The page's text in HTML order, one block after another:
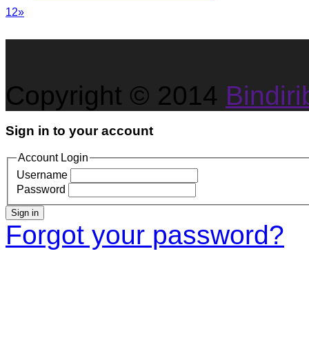
12»
Copyright © 2014
Sign in to your account
Account Login
Username
Password
Sign in
Forgot your password?